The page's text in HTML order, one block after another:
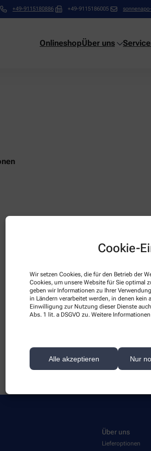
Cookie-
Wir setzen Cookies, die für den Betrieb der
Cookies, um unsere Website für Sie optimal
geben wir Informationen zu Ihrer
in Ländern verarbeitet werden, in denen
Einwilligung zur Nutzung dieser Dienste
Abs. 1 lit. a DSGVO zu. Weitere
Alle akzeptieren Nur
+49-9115180886 +49-9115186005
OnlineshopÜber uns
Über uns
Lieferoptionen